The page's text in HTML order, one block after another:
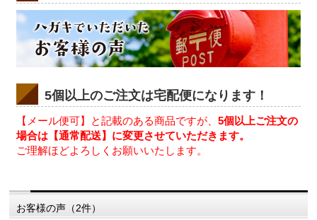
5個以上のご注文は宅配便になります！
【メール便可】と記載のある商品ですが、5個以上ご注文の
場合は【通常配送】に変更させていただきます。
ご理解ほどよろしくお願いいたします。
お客様の声（2件）